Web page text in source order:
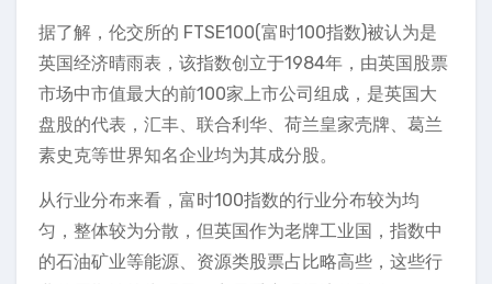
据了解，伦交所的 FTSE100(富时100指数)被认为是
英国经济晴雨表，该指数创立于1984年，由英国股票
市场中市值最大的前100家上市公司组成，是英国大
盘股的代表，汇丰、联合利华、荷兰皇家壳牌、葛兰
素史克等世界知名企业均为其成分股。
从行业分布来看，富时100指数的行业分布较为均
匀，整体较为分散，但英国作为老牌工业国，指数中
的石油矿业等能源、资源类股票占比略高些，这些行